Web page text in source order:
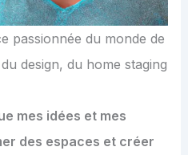
passionnée du monde de
design, du home staging
mes idées et mes
des espaces et créer